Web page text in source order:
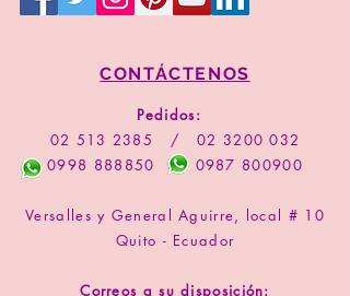
CONTÁCTENOS
Pedidos:
02 513 2385
/02 3200 032
0998 888850
0987 800900
Versalles y General Aguirre, local # 10
Quito - Ecuador
Correos a su disposición: